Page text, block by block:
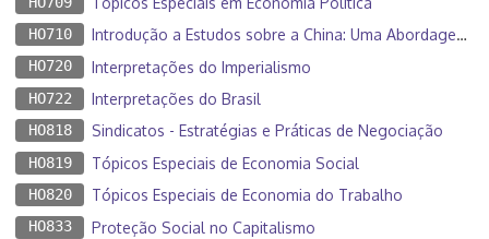
HO710 Introdução a Estudos sobre a China: Uma Abordagem Multidisciplinar
HO720 Interpretações do Imperialismo
HO722 Interpretações do Brasil
HO818 Sindicatos - Estratégias e Práticas de Negociação
HO819 Tópicos Especiais de Economia Social
HO820 Tópicos Especiais de Economia do Trabalho
HO833 Proteção Social no Capitalismo